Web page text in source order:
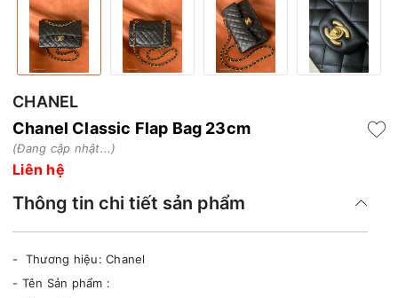
CHANEL
Chanel Classic Flap Bag 23cm
(Đang cập nhật...)
Liên hệ
Thông tin chi tiết sản phẩm
- Thương hiệu: Chanel
- Tên Sản phẩm :